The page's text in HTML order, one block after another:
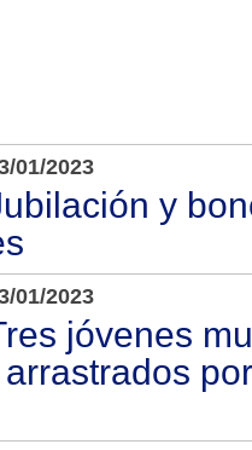
01/2023
y
01/2023
jóvenes